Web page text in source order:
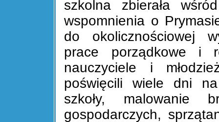
szkolna zbierała
wspomnienia o
do okolicznościowej
prace porządkowe i
nauczyciele i
poświęcili wiele dni
szkoły, malowanie
gospodarczych,